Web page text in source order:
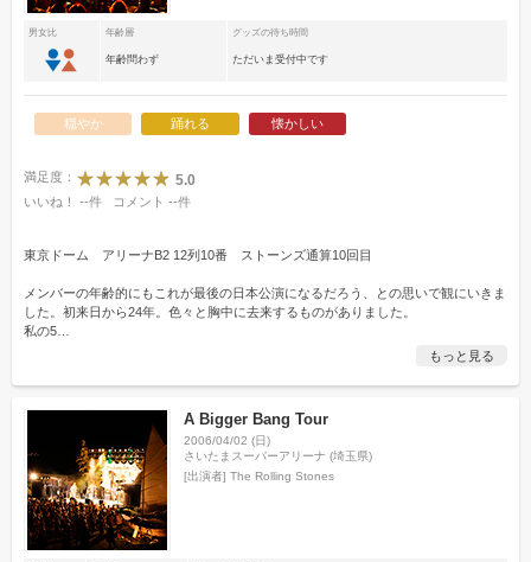
男女比 年齢層 グッズの待ち時間
年齢問わず ただいま受付中です
穏やか 踊れる 懐かしい
満足度： 5.0
いいね！ --件 コメント --件
東京ドーム アリーナB2 12列10番 ストーンズ通算10回目
メンバーの年齢的にもこれが最後の日本公演になるだろう、との思いで観にいきま
した。初来日から24年。色々と胸中に去来するものがありました。
私の5
もっと見る
A Bigger Bang Tour
2006/04/02 (日)
さいたまスーパーアリーナ (埼玉県)
[出演者]The Rolling Stones